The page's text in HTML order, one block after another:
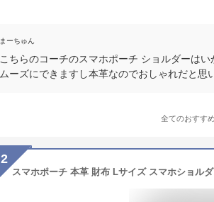
まーちゅん
こちらのコーチのスマホポーチ ショルダーは
ムーズにできますし本革なのでおしゃれだと思
全てのおすす
2